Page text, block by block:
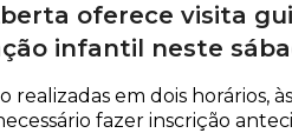
oferece visita
infantil neste
realizadas em dois horários,
fazer inscrição